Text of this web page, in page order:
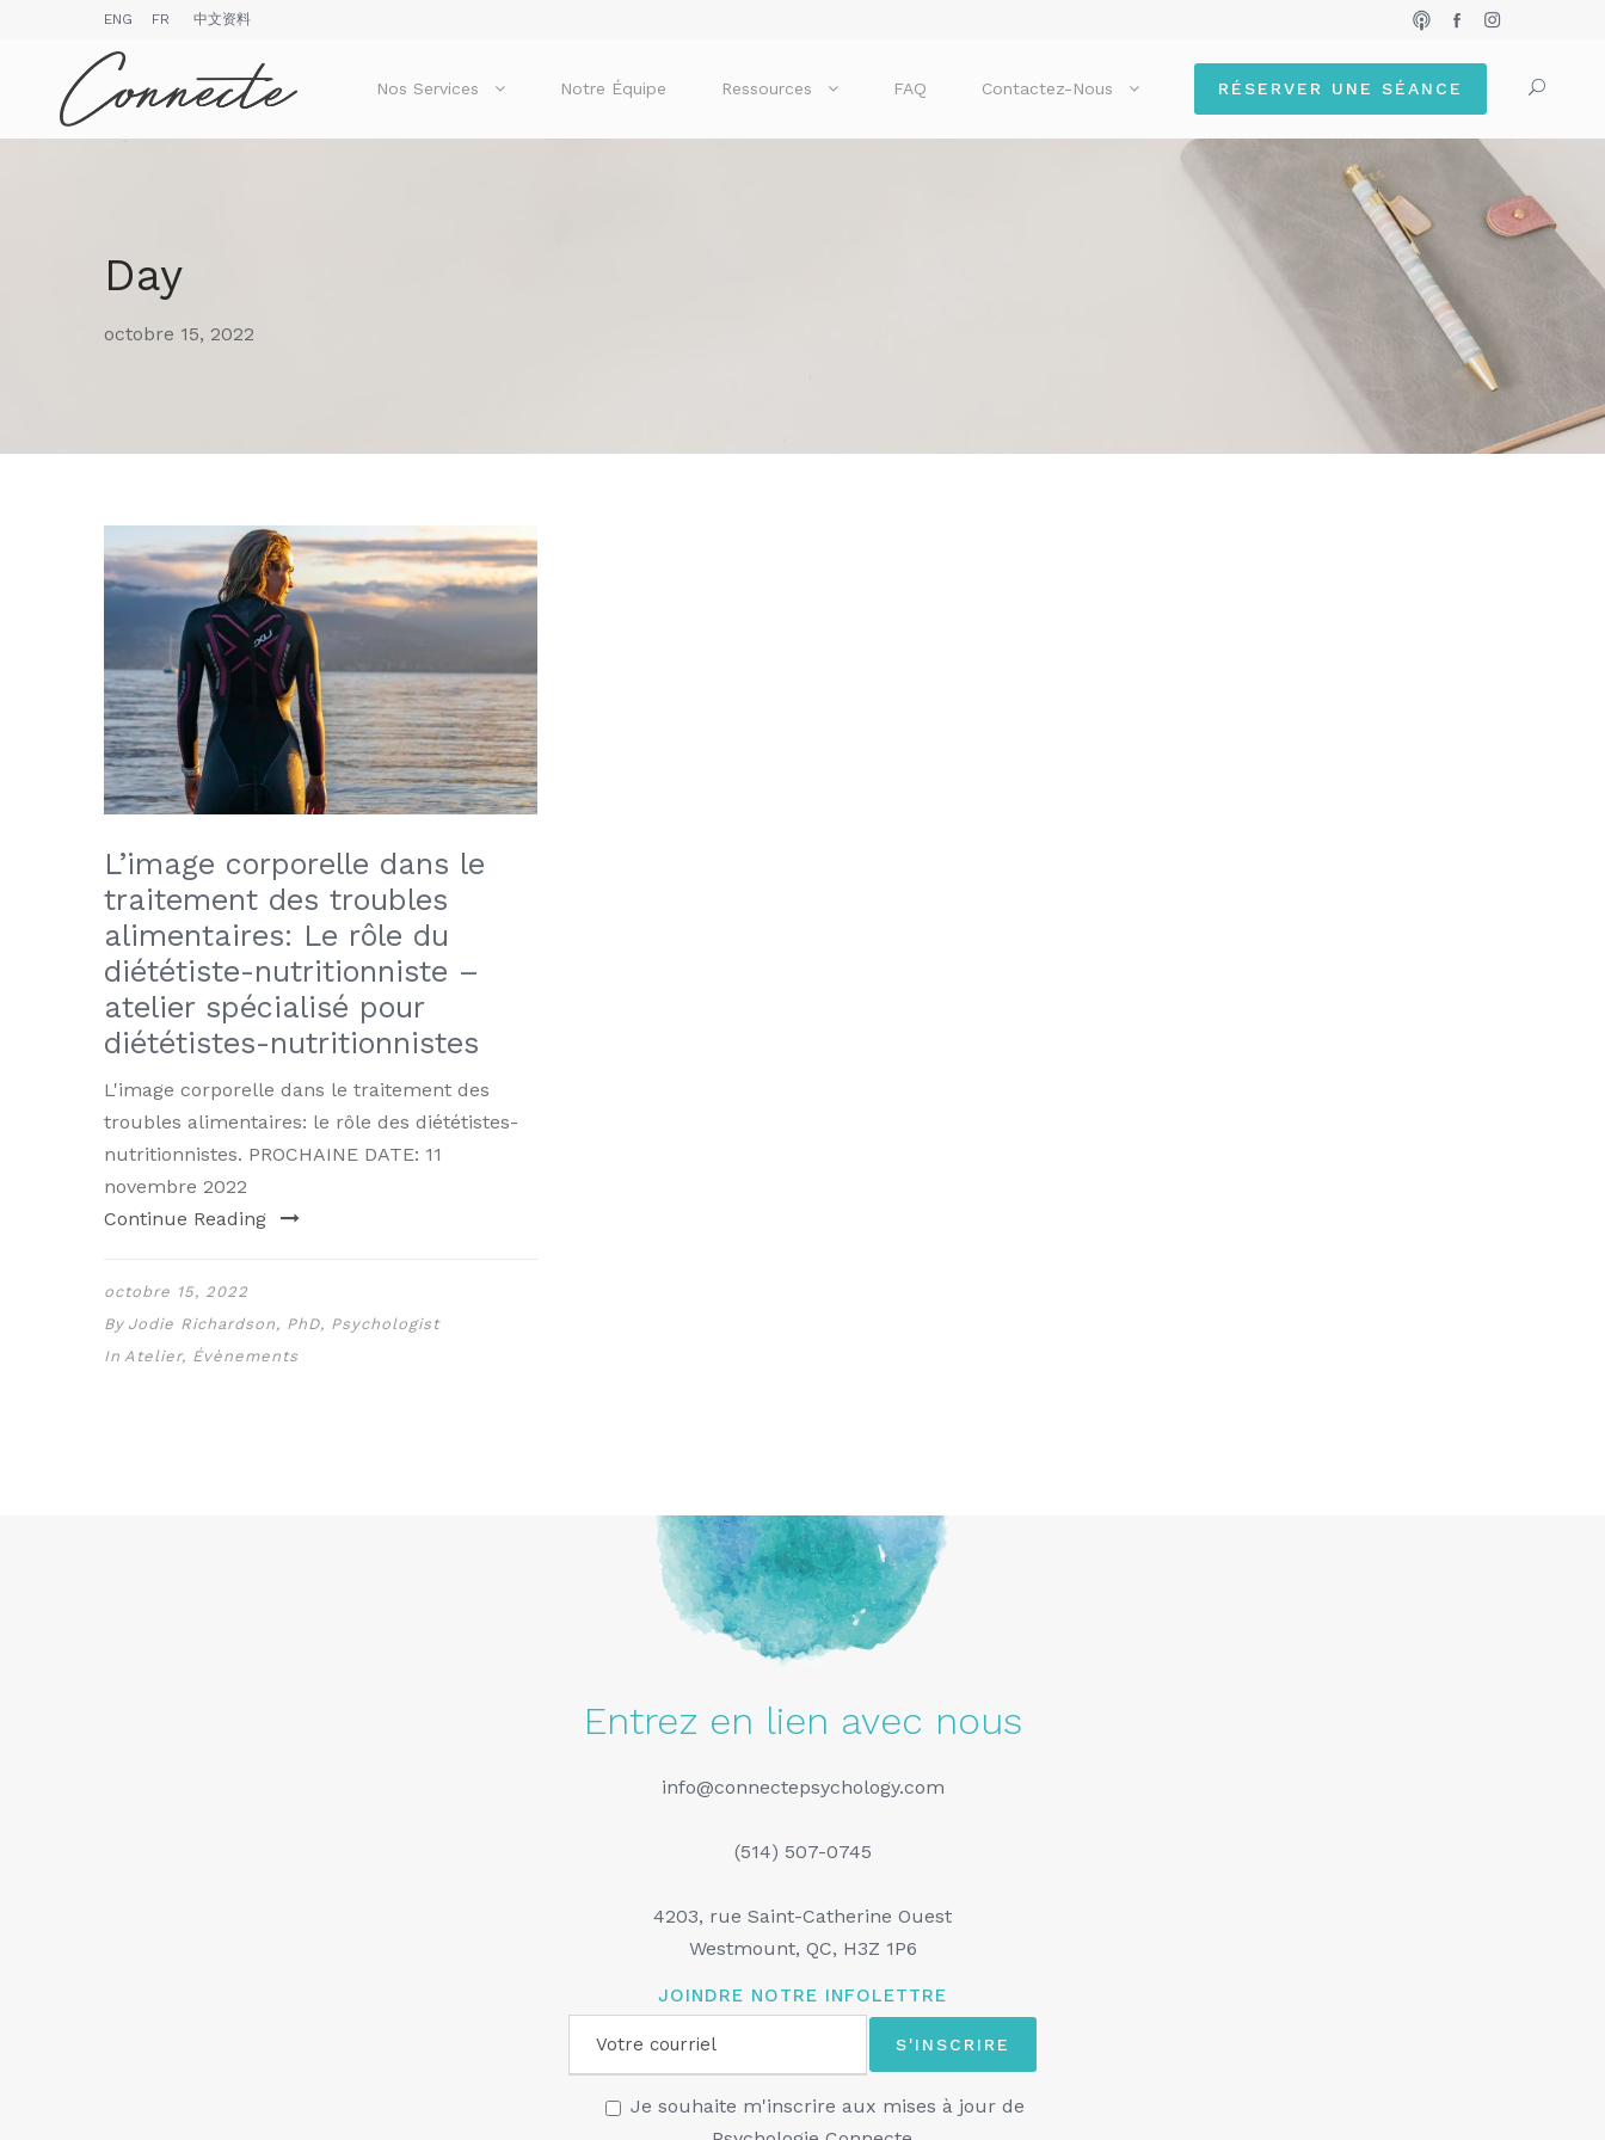
ENG FR 中文资料
Nos Services Notre Équipe Ressources FAQ Contactez-Nous RÉSERVER UNE SÉANCE
Day
octobre 15, 2022
L’image corporelle dans le
traitement des troubles
alimentaires: Le rôle du
diététiste-nutritionniste –
atelier spécialisé pour
diététistes-nutritionnistes
L'image corporelle dans le traitement des
troubles alimentaires: le rôle des diététistes-
nutritionnistes. PROCHAINE DATE: 11
novembre 2022
Continue Reading
octobre 15, 2022
By Jodie Richardson, PhD, Psychologist
In Atelier, Évènements
Entrez en lien avec nous
info@connectepsychology.com
(514) 507-0745
4203, rue Saint-Catherine Ouest
Westmount, QC, H3Z 1P6
JOINDRE NOTRE INFOLETTRE
Je souhaite m'inscrire aux mises à jour de